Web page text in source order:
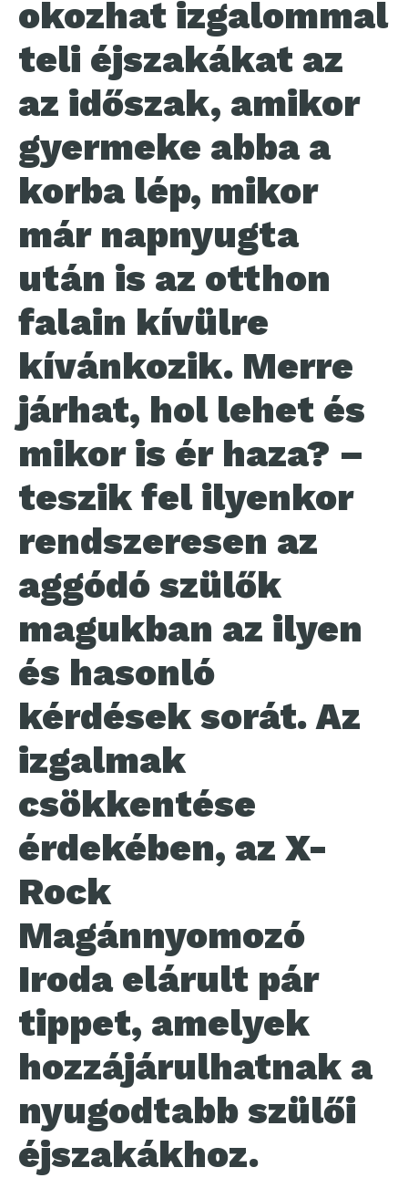
okozhat izgalommal
teli éjszakákat az
az időszak, amikor
gyermeke abba a
korba lép, mikor
már napnyugta
után is az otthon
falain kívülre
kívánkozik. Merre
járhat, hol lehet és
mikor is ér haza? –
teszik fel ilyenkor
rendszeresen az
aggódó szülők
magukban az ilyen
és hasonló
kérdések sorát. Az
izgalmak
csökkentése
érdekében, az X-
Rock
Magánnyomozó
Iroda elárult pár
tippet, amelyek
hozzájárulhatnak a
nyugodtabb szülői
éjszakákhoz.